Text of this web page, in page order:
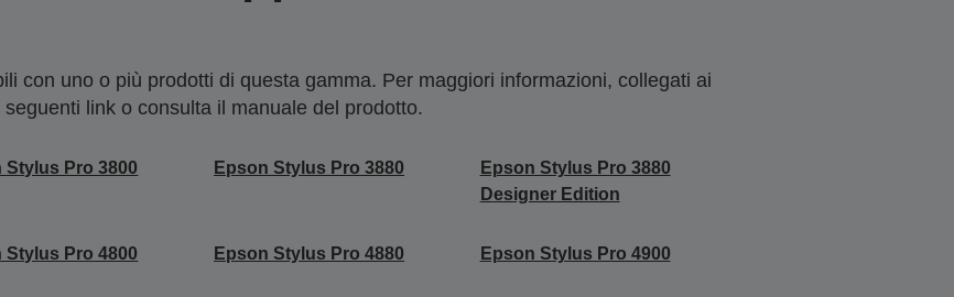
con uno o più prodotti di questa gamma. Per maggiori informazioni, collegati ai
seguenti link o consulta il manuale del prodotto.
Stylus Pro 3800 Epson Stylus Pro 3880
Epson Stylus Pro 3880
Designer Edition
Stylus Pro 4800 Epson Stylus Pro 4880 Epson Stylus Pro 4900